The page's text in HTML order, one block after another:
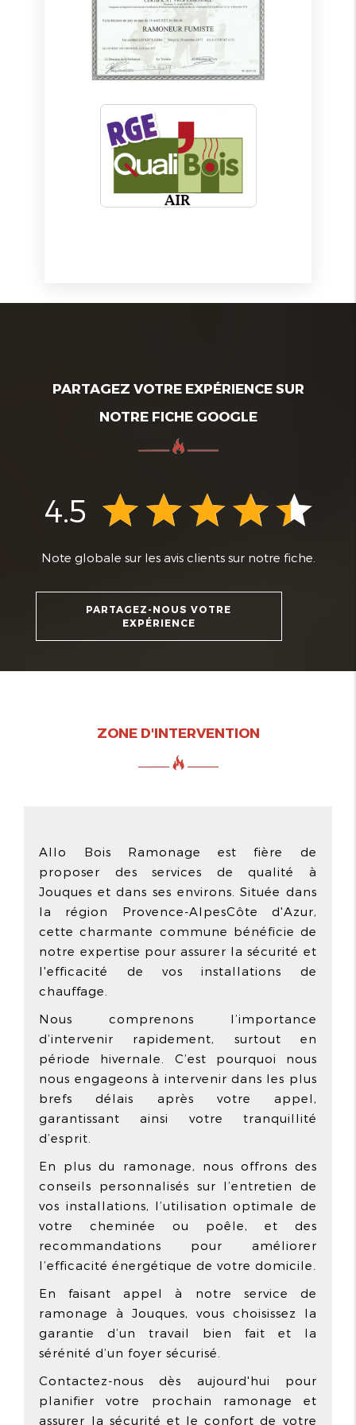
PARTAGEZ VOTRE EXPÉRIENCE SUR
NOTRE FICHE GOOGLE
4.5
Note globale sur les avis clients sur notre fiche.
PARTAGEZ-NOUS VOTRE
EXPÉRIENCE
ZONE D'INTERVENTION
Allo Bois Ramonage est fière de
proposer des services de qualité à
Jouques et dans ses environs. Située dans
la région Provence-AlpesCôte d'Azur,
cette charmante commune bénéficie de
notre expertise pour assurer la sécurité et
l'efficacité de vos installations de
chauffage.
Nous comprenons l’importance
d’intervenir rapidement, surtout en
période hivernale. C’est pourquoi nous
nous engageons à intervenir dans les plus
brefs délais après votre appel,
garantissant ainsi votre tranquillité
d’esprit.
En plus du ramonage, nous offrons des
conseils personnalisés sur l’entretien de
vos installations, l’utilisation optimale de
votre cheminée ou poêle, et des
recommandations pour améliorer
l’efficacité énergétique de votre domicile.
En faisant appel à notre service de
ramonage à Jouques, vous choisissez la
garantie d’un travail bien fait et la
sérénité d’un foyer sécurisé.
Contactez-nous dès aujourd'hui pour
planifier votre prochain ramonage et
assurer la sécurité et le confort de votre